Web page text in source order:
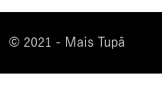
© 2021 - Mais Tupã